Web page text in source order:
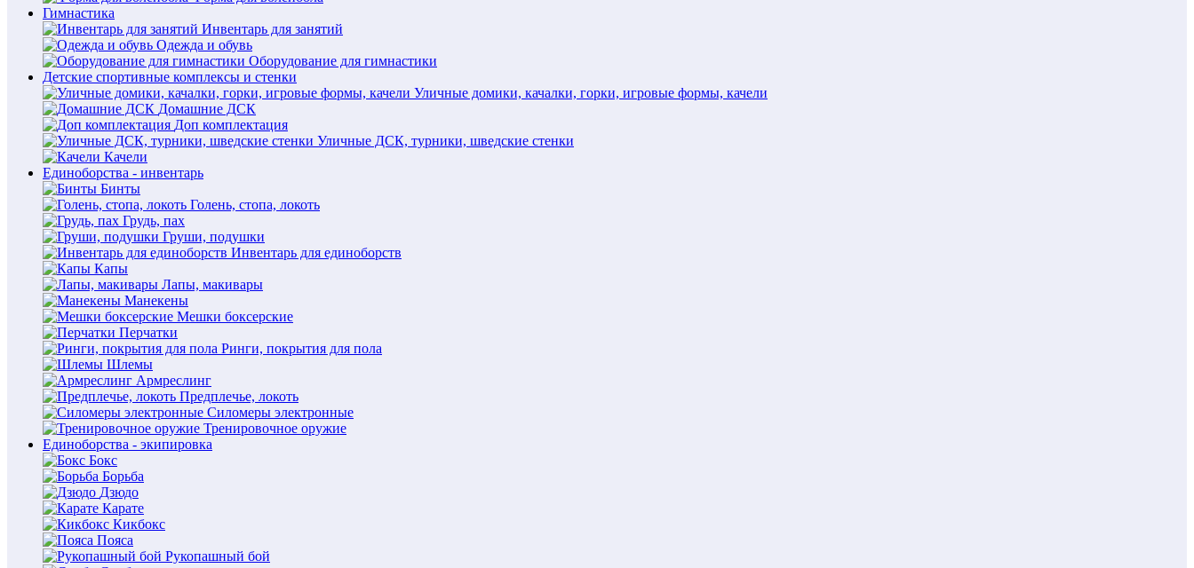
Гимнастика
Инвентарь для занятий
Одежда и обувь
Оборудование для гимнастики
Детские спортивные комплексы и стенки
Уличные домики, качалки, горки, игровые формы, качели
Домашние ДСК
Доп комплектация
Уличные ДСК, турники, шведские стенки
Качели
Единоборства - инвентарь
Бинты
Голень, стопа, локоть
Грудь, пах
Груши, подушки
Инвентарь для единоборств
Капы
Лапы, макивары
Манекены
Мешки боксерские
Перчатки
Ринги, покрытия для пола
Шлемы
Армреслинг
Предплечье, локоть
Силомеры электронные
Тренировочное оружие
Единоборства - экипировка
Бокс
Борьба
Дзюдо
Карате
Кикбокс
Пояса
Рукопашный бой